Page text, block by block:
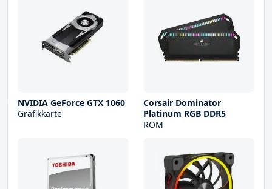
NVIDIA GeForce GTX 1060
Grafikkarte
Corsair Dominator
Platinum RGB DDR5
ROM